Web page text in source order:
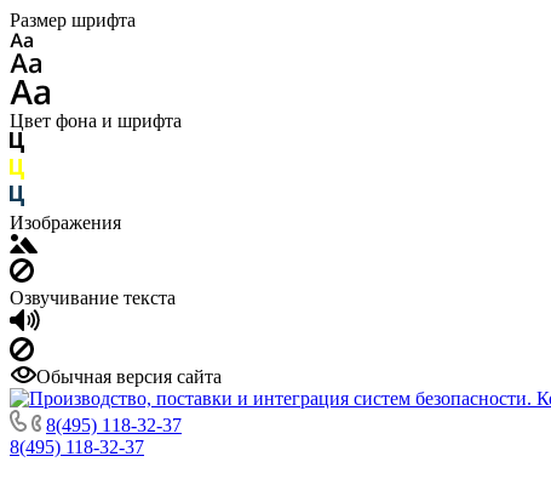
Размер шрифта
Цвет фона и шрифта
Изображения
Озвучивание текста
Обычная версия сайта
8(495) 118-32-37
8(495) 118-32-37